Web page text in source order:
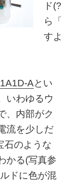
ド
ら
す
Aとい
いわゆるウ
、内部がク
流を少しだ
石のような
かる(写真参
ドに色が混